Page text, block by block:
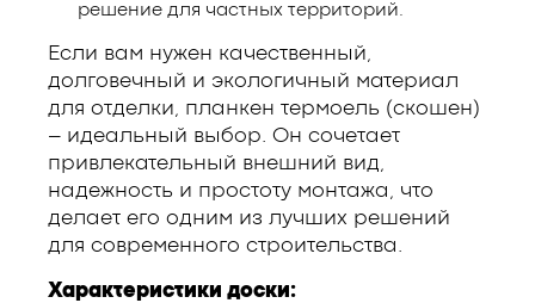
решение для частных территорий.
Если вам нужен качественный,
долговечный и экологичный материал
для отделки, планкен термоель (скошен)
– идеальный выбор. Он сочетает
привлекательный внешний вид,
надежность и простоту монтажа, что
делает его одним из лучших решений
для современного строительства.
Характеристики доски: